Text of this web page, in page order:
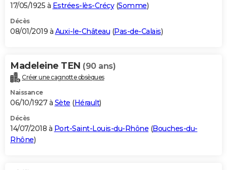
17/05/1925 à Estrées-lès-Crécy(Somme)
Décès
08/01/2019 à Auxi-le-Château (Pas-de-Calais)
Madeleine TEN (90 ans)
Créer une cagnotte obsèques
Naissance
06/10/1927 à Sète (Hérault)
Décès
14/07/2018 à Port-Saint-Louis-du-Rhône (Bouches-du-
Rhône)